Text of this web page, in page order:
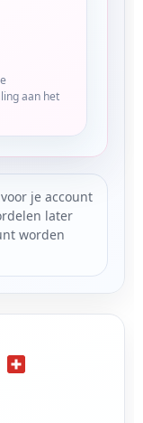
aan het
je account
later
worden